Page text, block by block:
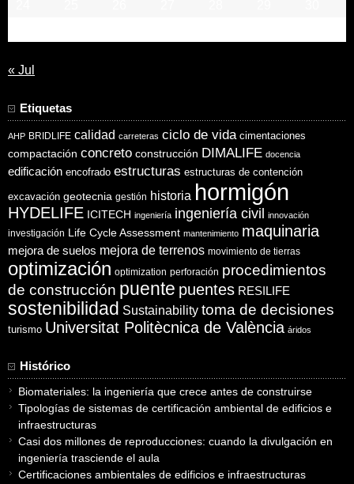
« Jul
Etiquetas
AHP BRIDLIFE calidad carreteras ciclo de vida cimentaciones
compactación concreto construcción DIMALIFE docencia
edificación encofrado estructuras estructuras de contención
excavación geotecnia gestión historia hormigón
HYDELIFE ICITECH ingeniería ingeniería civil innovación
investigación Life Cycle Assessment mantenimiento maquinaria
mejora de suelos mejora de terrenos movimiento de tierras
optimización optimization perforación procedimientos
de construcción puente puentes RESILIFE
sostenibilidad Sustainability toma de decisiones
turismo Universitat Politècnica de València áridos
Histórico
Biomateriales: la ingeniería que crece antes de construirse
Tipologías de sistemas de certificación ambiental de edificios e
infraestructuras
Casi dos millones de reproducciones: cuando la divulgación en
ingeniería trasciende el aula
Certificaciones ambientales de edificios e infraestructuras